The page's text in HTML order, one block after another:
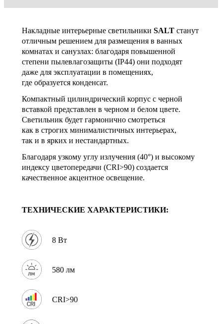
Накладные интерьерные светильники SALT станут
отличным решением для размещения в ванных
комнатах и санузлах: благодаря повышенной
степени пылевлагозащиты (IP44) они подходят
даже для эксплуатации в помещениях,
где образуется конденсат.
Компактный цилиндрический корпус с черной
вставкой представлен в черном и белом цвете.
Светильник будет гармонично смотреться
как в строгих минималистичных интерьерах,
так и в ярких и нестандартных.
Благодаря узкому углу излучения (40°) и высокому
индексу цветопередачи (CRI>90) создается
качественное акцентное освещение.
ТЕХНИЧЕСКИЕ ХАРАКТЕРИСТИКИ:
8 Вт
580 лм
CRI>90